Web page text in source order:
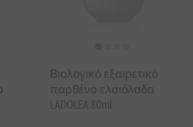
Βιολογικό εξαιρετικό
παρθένο ελαιόλαδο
LADOLEA 80ml